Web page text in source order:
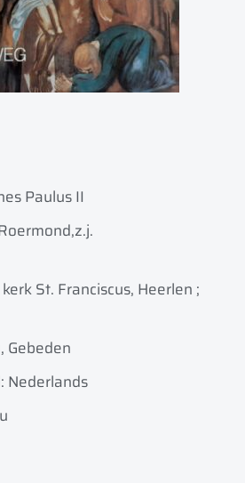
Paulus II
z.j.
St. Franciscus, Heerlen ;
Gebeden
Nederlands